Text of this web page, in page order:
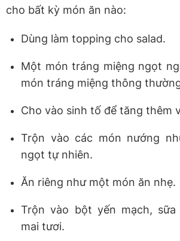
cho bất kỳ món ăn nào:
Dùng làm topping cho salad.
Một món tráng miệng ngọt
món tráng miệng thông
Cho vào sinh tố để tăng thêm
Trộn vào các món nướng
ngọt tự nhiên.
Ăn riêng như một món ăn nhẹ.
Trộn vào bột yến mạch, sữa
mai tươi.